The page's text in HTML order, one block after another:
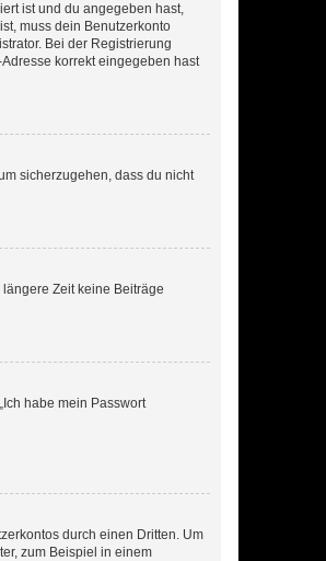
ist und du angegeben hast,
muss dein Benutzerkonto
Bei der Registrierung
korrekt eingegeben hast
sicherzugehen, dass du nicht
Zeit keine Beiträge
habe mein Passwort
durch einen Dritten. Um
zum Beispiel in einem